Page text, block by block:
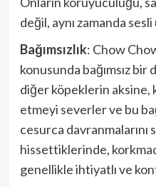
değil, aynı zamanda
Bağımsızlık: Chow
konusunda bağımsız
diğer köpeklerin aksine,
etmeyi severler ve bu
cesurca davranmalarını
hissettiklerinde,
genellikle ihtiyatlı ve